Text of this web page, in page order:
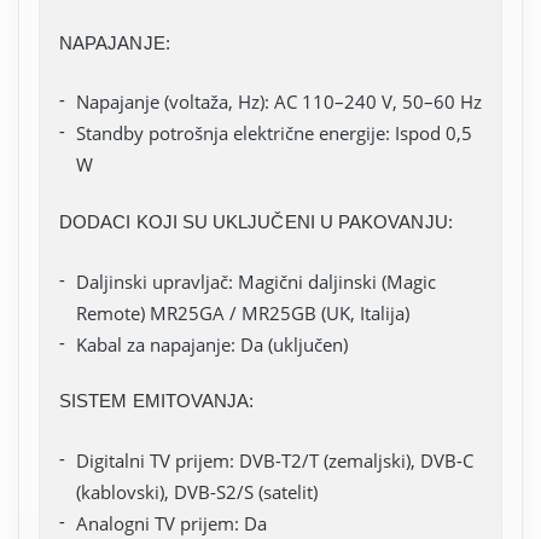
NAPAJANJE:
Napajanje (voltaža, Hz): AC 110–240 V, 50–60 Hz
Standby potrošnja električne energije: Ispod 0,5
W
DODACI KOJI SU UKLJUČENI U PAKOVANJU:
Daljinski upravljač: Magični daljinski (Magic
Remote) MR25GA / MR25GB (UK, Italija)
Kabal za napajanje: Da (uključen)
SISTEM EMITOVANJA:
Digitalni TV prijem: DVB-T2/T (zemaljski), DVB-C
(kablovski), DVB-S2/S (satelit)
Analogni TV prijem: Da